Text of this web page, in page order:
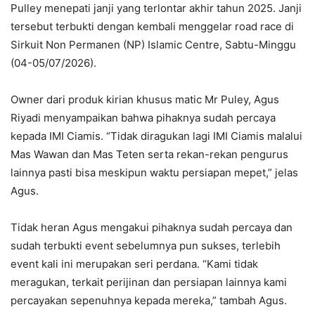
Pulley menepati janji yang terlontar akhir tahun 2025. Janji
tersebut terbukti dengan kembali menggelar road race di
Sirkuit Non Permanen (NP) Islamic Centre, Sabtu-Minggu
(04-05/07/2026).
Owner dari produk kirian khusus matic Mr Puley, Agus
Riyadi menyampaikan bahwa pihaknya sudah percaya
kepada IMI Ciamis. “Tidak diragukan lagi IMI Ciamis malalui
Mas Wawan dan Mas Teten serta rekan-rekan pengurus
lainnya pasti bisa meskipun waktu persiapan mepet,” jelas
Agus.
Tidak heran Agus mengakui pihaknya sudah percaya dan
sudah terbukti event sebelumnya pun sukses, terlebih
event kali ini merupakan seri perdana. “Kami tidak
meragukan, terkait perijinan dan persiapan lainnya kami
percayakan sepenuhnya kepada mereka,” tambah Agus.